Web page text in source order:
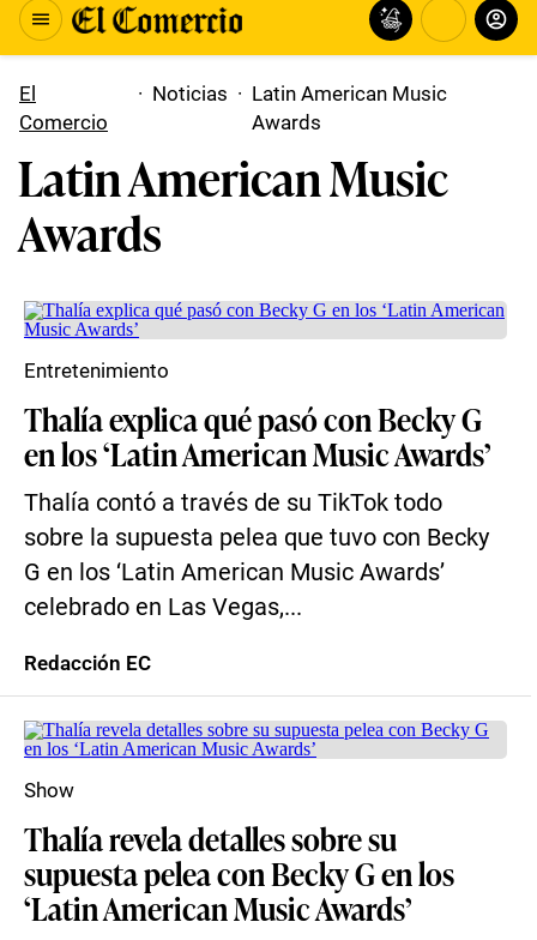
El
Comercio
· Noticias · Latin American Music
Awards
Latin American Music
Awards
Thalía explica qué pasó con Becky G
en los ‘Latin American Music Awards’
Thalía contó a través de su TikTok todo
sobre la supuesta pelea que tuvo con Becky
G en los ‘Latin American Music Awards’
celebrado en Las Vegas,...
Entretenimiento
Redacción EC
Thalía revela detalles sobre su
supuesta pelea con Becky G en los
‘Latin American Music Awards’
Show